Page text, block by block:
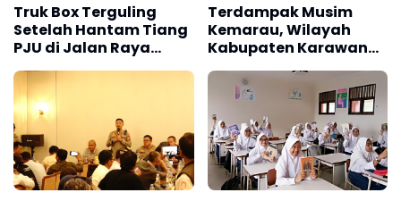
Truk Box Terguling
Setelah Hantam Tiang
PJU di Jalan Raya
Interchange Karawang
Barat
Terdampak Musim
Kemarau, Wilayah
Kabupaten Karawang
Kekeringan Makin
Meluas